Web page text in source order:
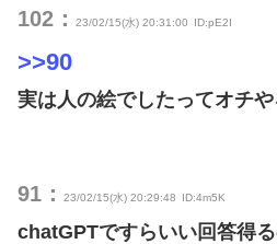
102： 23/02/15(水) 20:31:00 ID:pE2I
>>90
実は人の絵でしたってオチや
91： 23/02/15(水) 20:29:48 ID:4m5K
chatGPTですらいい回答得